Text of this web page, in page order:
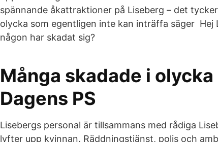
spännande åkattraktioner på Liseberg – det
olycka som egentligen inte kan inträffa säger Hej
någon har skadat sig?
Många skadade i
Dagens PS
Lisebergs personal är tillsammans med rådiga
lyfter upp kvinnan. Räddningstjänst, polis och